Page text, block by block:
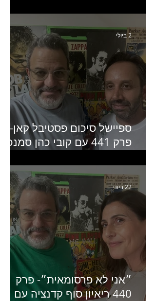
של יד2
ספיישל סיכום פסטיבל קאן-
פרק 441 עם קובי כהן
2 ביולי
״אני לא פרסומאית״- פרק
440 ריאיון סוף קדנציה עם
22 ביוני